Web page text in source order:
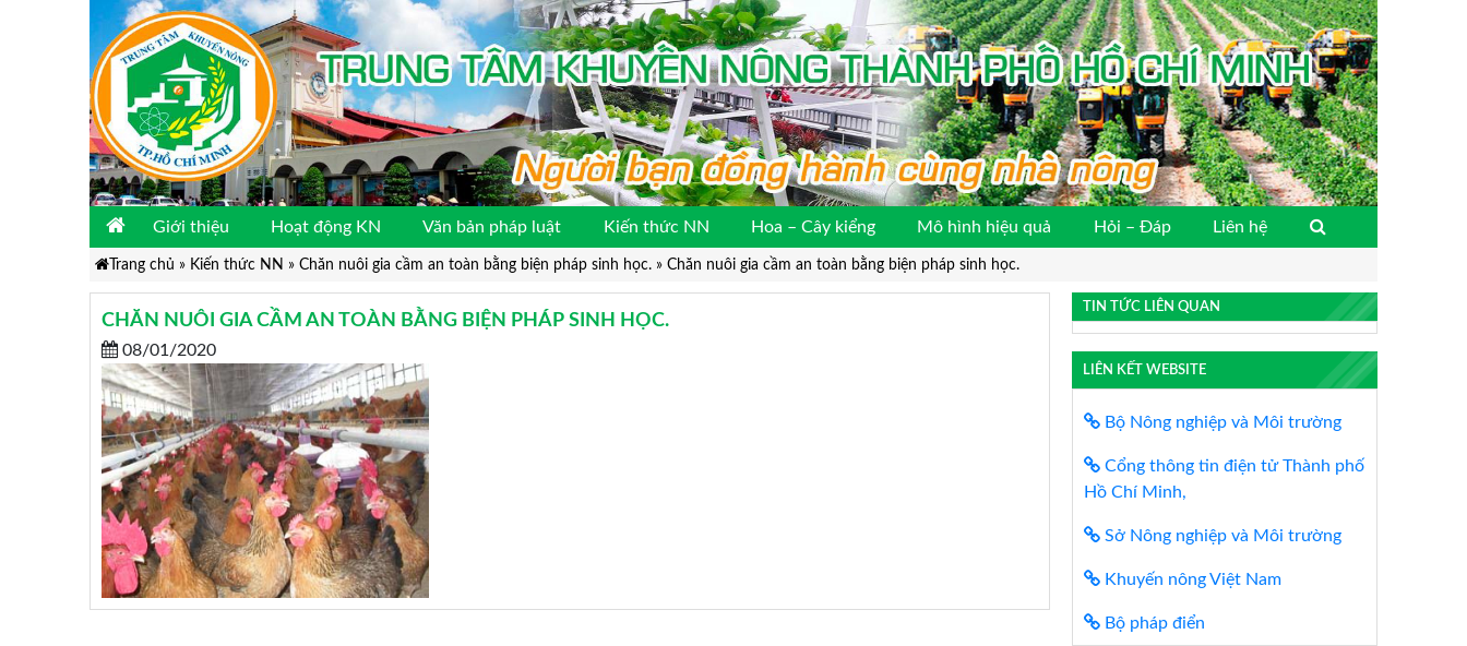
Giới thiệu Hoạt động KN Văn bản pháp luật Kiến thức NN Hoa – Cây kiểng Mô hình hiệu quả Hỏi – Đáp Liên hệ
Trang chủ » Kiến thức NN » Chăn nuôi gia cầm an toàn bằng biện pháp sinh học.» Chăn nuôi gia cầm an toàn bằng biện pháp sinh học.
CHĂN NUÔI GIA CẦM AN TOÀN BẰNG BIỆN PHÁP SINH HỌC.
08/01/2020
TIN TỨC LIÊN QUAN
LIÊN KẾT WEBSITE
Bộ Nông nghiệp và Môi trường
Cổng thông tin điện tử Thành phố
Hồ Chí Minh,
Sở Nông nghiệp và Môi trường
Khuyến nông Việt Nam
Bộ pháp điển